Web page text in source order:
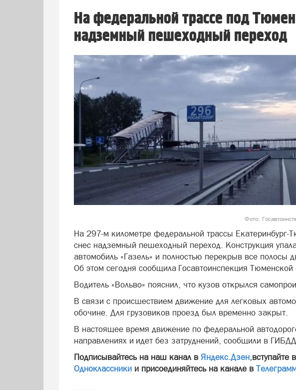
На федеральной трассе под
надземный пешеходный переход
Фото:
На 297-м километре федеральной трассы Екатеринбург-
снес надземный пешеходный переход. Конструкция
автомобиль «Газель» и полностью перекрыв все полосы
Об этом сегодня сообщила Госавтоинспекция Тюменской
Водитель «Вольво» пояснил, что кузов открылся
В связи с происшествием движение для легковых
обочине. Для грузовиков проезд был временно закрыт.
В настоящее время движение по федеральной
направлениях и идет без затруднений, сообщили в
Подписывайтесь на наш канал в Яндекс.Дзен,вступайте
Одноклассники и присоединяйтесь на канале в